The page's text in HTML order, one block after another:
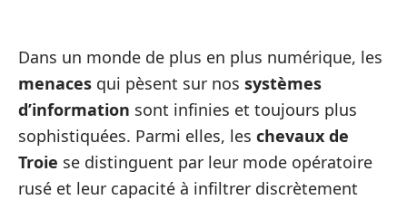
Dans un monde de plus en plus numérique, les
menaces qui pèsent sur nos systèmes
d’information sont infinies et toujours plus
sophistiquées. Parmi elles, les chevaux de
Troie se distinguent par leur mode opératoire
rusé et leur capacité à infiltrer discrètement